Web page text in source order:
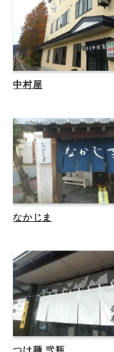
中村屋
なかじま